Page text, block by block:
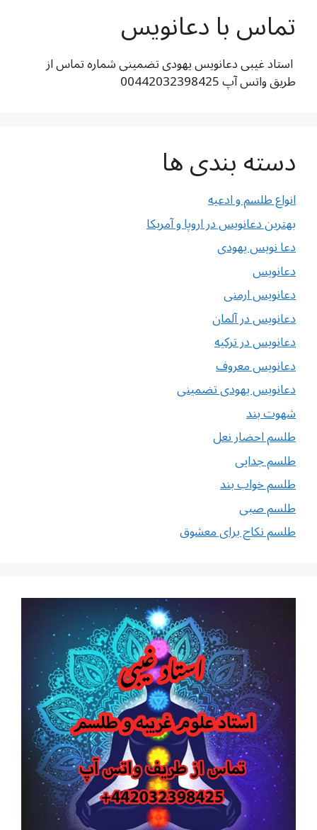
تماس با دعانویس
استاد غیبی دعانویس یهودی تضمینی شماره تماس از
طریق واتس آپ 00442032398425
دسته بندی ها
انواع طلسم و ادعیه
بهترین دعانویس در اروپا و آمریکا
دعا نویس یهودی
دعانویس
دعانویس ارمنی
دعانویس در آلمان
دعانویس در ترکیه
دعانویس معروف
دعانویس یهودی تضمینی
شهوت بند
طلسم احضار نعل
طلسم جدایی
طلسم خواب بند
طلسم صبی
طلسم نکاح برای معشوق